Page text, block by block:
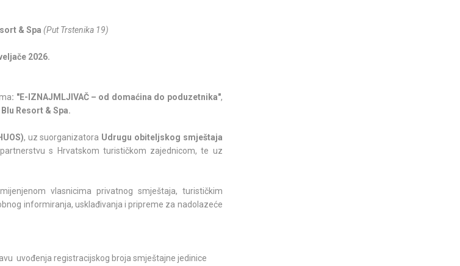
& Spa(Put Trstenika 19)
2026.
: "E-IZNAJMLJIVAČ – od domaćina do poduzetnika",
Resort & Spa.
, uz suorganizatora Udrugu obiteljskog smještaja
s Hrvatskom turističkom zajednicom, te uz
vlasnicima privatnog smještaja, turističkim
informiranja, usklađivanja i pripreme za nadolazeće
uvođenja registracijskog broja smještajne jedinice